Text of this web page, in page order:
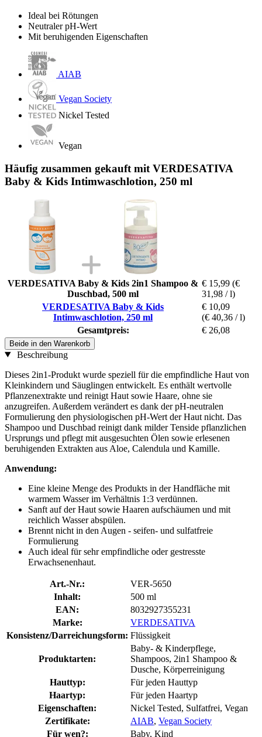
Ideal bei Rötungen
Neutraler pH-Wert
Mit beruhigenden Eigenschaften
AIAB
Vegan Society
Nickel Tested
Vegan
Häufig zusammen gekauft mit VERDESATIVA
Baby & Kids Intimwaschlotion, 250 ml
VERDESATIVA Baby & Kids 2in1 Shampoo &
Duschbad, 500 ml
€ 15,99 (€
31,98 / l)
VERDESATIVA Baby & Kids
Intimwaschlotion, 250 ml
€ 10,09
(€ 40,36 / l)
Gesamtpreis:
€ 26,08
Beide in den Warenkorb
Beschreibung
Dieses 2in1-Produkt wurde speziell für die empfindliche Haut von
Kleinkindern und Säuglingen entwickelt. Es enthält wertvolle
Pflanzenextrakte und reinigt Haut sowie Haare, ohne sie
anzugreifen. Außerdem verändert es dank der pH-neutralen
Formulierung den physiologischen pH-Wert der Haut nicht. Das
Shampoo und Duschbad reinigt dank milder Tenside pflanzlichen
Ursprungs und pflegt mit ausgesuchten Ölen sowie erlesenen
beruhigenden Extrakten aus Aloe, Calendula und Kamille.
Anwendung:
Eine kleine Menge des Produkts in der Handfläche mit
warmem Wasser im Verhältnis 1:3 verdünnen.
Sanft auf der Haut sowie Haaren aufschäumen und mit
reichlich Wasser abspülen.
Brennt nicht in den Augen - seifen- und sulfatfreie
Formulierung
Auch ideal für sehr empfindliche oder gestresste
Erwachsenenhaut.
Art.-Nr.:
VER-5650
Inhalt:
500 ml
EAN:
8032927355231
Marke:
VERDESATIVA
Konsistenz/Darreichungsform: Flüssigkeit
Produktarten:
Baby- & Kinderpflege,
Shampoos, 2in1 Shampoo &
Dusche, Körperreinigung
Hauttyp:
Für jeden Hauttyp
Haartyp:
Für jeden Haartyp
Eigenschaften:
Nickel Tested, Sulfatfrei, Vegan
Zertifikate:
AIAB, Vegan Society
Für wen?:
Baby, Kind